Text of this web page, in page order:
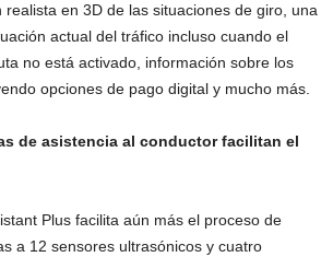
realista en 3D de las situaciones de giro, una
actual del tráfico incluso cuando el
no está activado, información sobre los
opciones de pago digital y mucho más.
de asistencia al conductor facilitan el
Plus facilita aún más el proceso de
a 12 sensores ultrasónicos y cuatro